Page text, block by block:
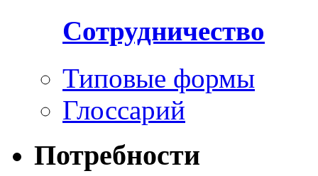
Сотрудничество
Типовые формы
Глоссарий
Потребности